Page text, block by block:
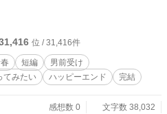
位 / 31,416件
短編
男前受け
てみたい ハッピーエンド 完結
感想数 0
文字数 38,032